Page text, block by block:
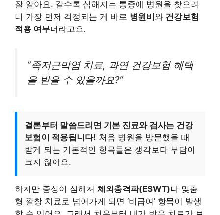
잘 알아요. 갈수록 심해지는 통증에 병원을 찾으려
니 가장 먼저 걱정되는 게 바로 병원비 와 건강보험
적용 여부더라고요.
“족저근막염 치료, 과연 건강보험 혜택
을 받을 수 있을까요?”
결론부터 말씀드리면 기본 진료와 검사는 건강
보험이 적용됩니다! 처음 병원을 방문했을 때
받게 되는 기본적인 항목들은 생각보다 부담이
크지 않아요.
하지만 증상이 심해져 체외충격파(ESWT)나 맞춤
형 깔창 치료로 넘어가게 되면 ‘비급여’ 항목이 발생